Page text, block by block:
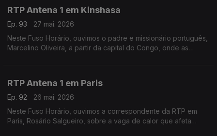
RTP Antena 1 em Kinshasa
Ep. 93
27 mai. 2026
Neste Fuso Horário, ouvimos o padre e missionário português,
Marcelino Oliveira, a partir da capital do Congo, onde as
RTP Antena 1 em Paris
Ep. 92
26 mai. 2026
Neste Fuso Horário, ouvimos a correspondente da RTP em
Paris, Rosário Salgueiro, sobre a vaga de calor que afeta